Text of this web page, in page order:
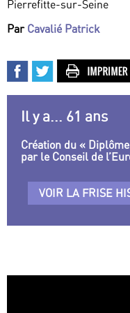
Pierrefitte-sur-Seine
Par Cavalié Patrick
Il y a... 61 ans
Création du «
par le Conseil de
VOIR LA FRISE